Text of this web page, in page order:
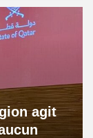
agit